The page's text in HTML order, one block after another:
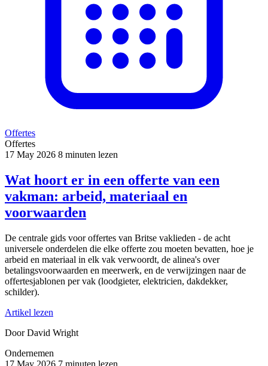
Offertes
Offertes
17 May 2026 8 minuten lezen
Wat hoort er in een offerte van een
vakman: arbeid, materiaal en
voorwaarden
De centrale gids voor offertes van Britse vaklieden - de acht
universele onderdelen die elke offerte zou moeten bevatten, hoe je
arbeid en materiaal in elk vak verwoordt, de alinea's over
betalingsvoorwaarden en meerwerk, en de verwijzingen naar de
offertesjablonen per vak (loodgieter, elektricien, dakdekker,
schilder).
Artikel lezen
Door David Wright
Ondernemen